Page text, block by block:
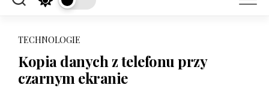
TECHNOLOGIE
Kopia danych z telefonu przy
czarnym ekranie